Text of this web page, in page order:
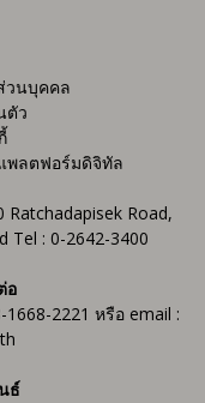
วนบุคคล
ตัว
พลตฟอร์มดิจิทัล
Ratchadapisek Road,
Tel : 0-2642-3400
อ
2221 หรือ email :
ธ์